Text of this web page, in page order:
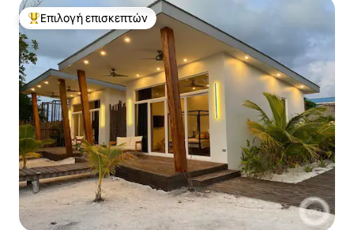
Κορυφαία επιλογή επισκεπτών
Επιλογή επισκεπτών